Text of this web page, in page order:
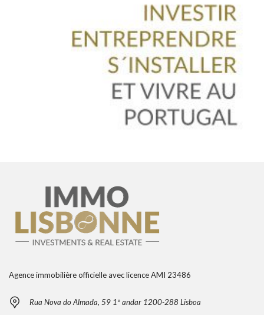
Agence immobilière officielle avec licence AMI 23486
Rua Nova do Almada, 59 1º andar 1200-288 Lisboa